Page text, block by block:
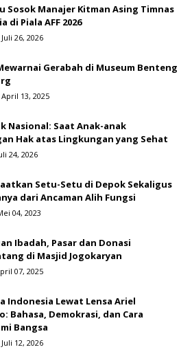
Sosok Manajer Kitman Asing Timnas
di Piala AFF 2026
26, 2026
Gerabah di Museum Benteng
13, 2025
Nasional: Saat Anak-anak
Hak atas Lingkungan yang Sehat
24, 2026
Setu-Setu di Depok Sekaligus
dari Ancaman Alih Fungsi
04, 2023
Ibadah, Pasar dan Donasi
di Masjid Jogokaryan
07, 2025
Indonesia Lewat Lensa Ariel
Bahasa, Demokrasi, dan Cara
Bangsa
12, 2026